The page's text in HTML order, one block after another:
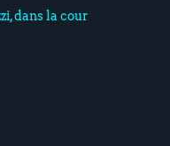
dans la cour